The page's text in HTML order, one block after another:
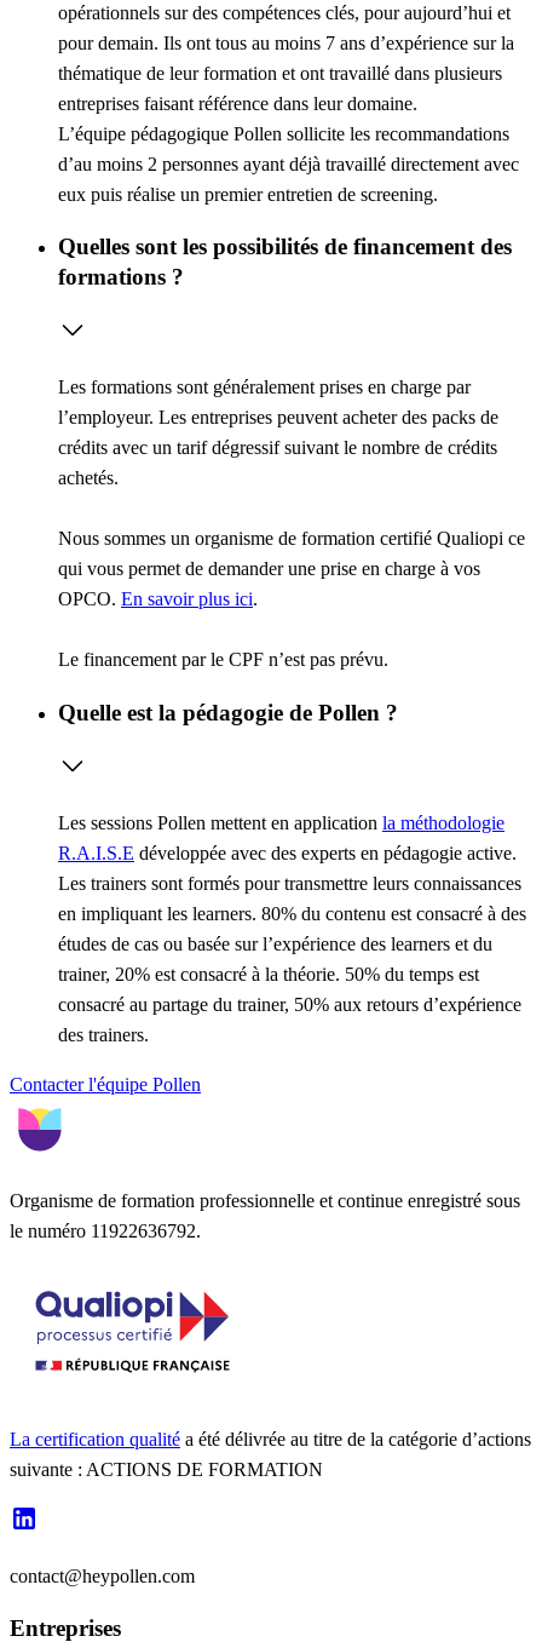
opérationnels sur des compétences clés, pour aujourd’hui et
pour demain. Ils ont tous au moins 7 ans d’expérience sur la
thématique de leur formation et ont travaillé dans plusieurs
entreprises faisant référence dans leur domaine.
L’équipe pédagogique Pollen sollicite les recommandations
d’au moins 2 personnes ayant déjà travaillé directement avec
eux puis réalise un premier entretien de screening.
Quelles sont les possibilités de financement des
formations ?
Les formations sont généralement prises en charge par
l’employeur. Les entreprises peuvent acheter des packs de
crédits avec un tarif dégressif suivant le nombre de crédits
achetés.
Nous sommes un organisme de formation certifié Qualiopi ce
qui vous permet de demander une prise en charge à vos
OPCO. En savoir plus ici.
Le financement par le CPF n’est pas prévu.
Quelle est la pédagogie de Pollen ?
Les sessions Pollen mettent en application la méthodologie
R.A.I.S.E développée avec des experts en pédagogie active.
Les trainers sont formés pour transmettre leurs connaissances
en impliquant les learners. 80% du contenu est consacré à des
études de cas ou basée sur l’expérience des learners et du
trainer, 20% est consacré à la théorie. 50% du temps est
consacré au partage du trainer, 50% aux retours d’expérience
des trainers.
Contacter l'équipe Pollen
Organisme de formation professionnelle et continue enregistré sous
le numéro 11922636792.
La certification qualité a été délivrée au titre de la catégorie d’actions
suivante : ACTIONS DE FORMATION
contact@heypollen.com
Entreprises